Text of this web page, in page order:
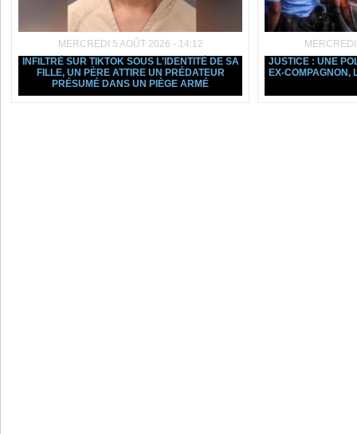
MERCREDI 5 AOÛT 2026 - 14:12
INFILTRÉ SUR TIKTOK SOUS L'IDENTITÉ DE SA
FILLE, UN PÈRE ATTIRE UN PRÉDATEUR
PRÉSUMÉ DANS UN PIÈGE ARMÉ
JUSTICE : UNE
EX-COMPAGNON,